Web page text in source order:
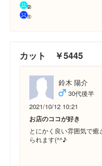
カット ￥5445
鈴木 陽介
30代後半
2021/10/12 10:21
お店のココが好き
とにかく良い雰囲気で
られます(^^♪